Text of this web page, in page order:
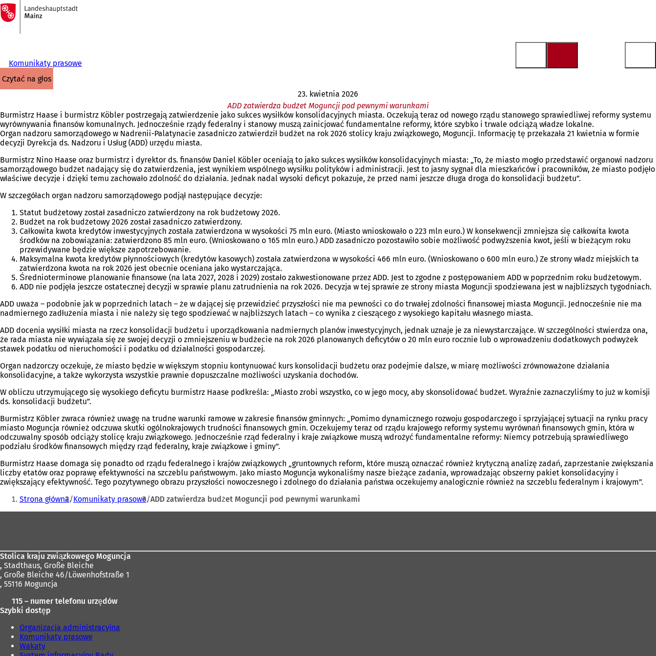
Przejdź do treści
Do
strony
głównej
Komunikaty prasowe
czytać na głos
23. kwietnia 2026
ADD zatwierdza budżet Moguncji pod pewnymi warunkami
Burmistrz Haase i burmistrz Köbler postrzegają zatwierdzenie jako sukces wysiłków konsolidacyjnych miasta. Oczekują teraz od nowego rządu stanowego sprawiedliwej reformy systemu
wyrównywania finansów komunalnych. Jednocześnie rządy federalny i stanowy muszą zainicjować fundamentalne reformy, które szybko i trwale odciążą władze lokalne.
Organ nadzoru samorządowego w Nadrenii-Palatynacie zasadniczo zatwierdził budżet na rok 2026 stolicy kraju związkowego, Moguncji. Informację tę przekazała 21 kwietnia w formie
decyzji Dyrekcja ds. Nadzoru i Usług (ADD) urzędu miasta.
Burmistrz Nino Haase oraz burmistrz i dyrektor ds. finansów Daniel Köbler oceniają to jako sukces wysiłków konsolidacyjnych miasta: „To, że miasto mogło przedstawić organowi nadzoru
samorządowego budżet nadający się do zatwierdzenia, jest wynikiem wspólnego wysiłku polityków i administracji. Jest to jasny sygnał dla mieszkańców i pracowników, że miasto podjęło
właściwe decyzje i dzięki temu zachowało zdolność do działania. Jednak nadal wysoki deficyt pokazuje, że przed nami jeszcze długa droga do konsolidacji budżetu”.
W szczegółach organ nadzoru samorządowego podjął następujące decyzje:
Statut budżetowy został zasadniczo zatwierdzony na rok budżetowy 2026.
Budżet na rok budżetowy 2026 został zasadniczo zatwierdzony.
Całkowita kwota kredytów inwestycyjnych została zatwierdzona w wysokości 75 mln euro. (Miasto wnioskowało o 223 mln euro.) W konsekwencji zmniejsza się całkowita kwota
środków na zobowiązania: zatwierdzono 85 mln euro. (Wnioskowano o 165 mln euro.) ADD zasadniczo pozostawiło sobie możliwość podwyższenia kwot, jeśli w bieżącym roku
przewidywane będzie większe zapotrzebowanie.
Maksymalna kwota kredytów płynnościowych (kredytów kasowych) została zatwierdzona w wysokości 466 mln euro. (Wnioskowano o 600 mln euro.) Ze strony władz miejskich ta
zatwierdzona kwota na rok 2026 jest obecnie oceniana jako wystarczająca.
Średnioterminowe planowanie finansowe (na lata 2027, 2028 i 2029) zostało zakwestionowane przez ADD. Jest to zgodne z postępowaniem ADD w poprzednim roku budżetowym.
ADD nie podjęła jeszcze ostatecznej decyzji w sprawie planu zatrudnienia na rok 2026. Decyzja w tej sprawie ze strony miasta Moguncji spodziewana jest w najbliższych tygodniach.
ADD uważa – podobnie jak w poprzednich latach – że w dającej się przewidzieć przyszłości nie ma pewności co do trwałej zdolności finansowej miasta Moguncji. Jednocześnie nie ma
nadmiernego zadłużenia miasta i nie należy się tego spodziewać w najbliższych latach – co wynika z cieszącego z wysokiego kapitału własnego miasta.
ADD docenia wysiłki miasta na rzecz konsolidacji budżetu i uporządkowania nadmiernych planów inwestycyjnych, jednak uznaje je za niewystarczające. W szczególności stwierdza ona,
że rada miasta nie wywiązała się ze swojej decyzji o zmniejszeniu w budżecie na rok 2026 planowanych deficytów o 20 mln euro rocznie lub o wprowadzeniu dodatkowych podwyżek
stawek podatku od nieruchomości i podatku od działalności gospodarczej.
Organ nadzorczy oczekuje, że miasto będzie w większym stopniu kontynuować kurs konsolidacji budżetu oraz podejmie dalsze, w miarę możliwości zrównoważone działania
konsolidacyjne, a także wykorzysta wszystkie prawnie dopuszczalne możliwości uzyskania dochodów.
W obliczu utrzymującego się wysokiego deficytu burmistrz Haase podkreśla: „Miasto zrobi wszystko, co w jego mocy, aby skonsolidować budżet. Wyraźnie zaznaczyliśmy to już w komisji
ds. konsolidacji budżetu”.
Burmistrz Köbler zwraca również uwagę na trudne warunki ramowe w zakresie finansów gminnych: „Pomimo dynamicznego rozwoju gospodarczego i sprzyjającej sytuacji na rynku pracy
miasto Moguncja również odczuwa skutki ogólnokrajowych trudności finansowych gmin. Oczekujemy teraz od rządu krajowego reformy systemu wyrównań finansowych gmin, która w
odczuwalny sposób odciąży stolicę kraju związkowego. Jednocześnie rząd federalny i kraje związkowe muszą wdrożyć fundamentalne reformy: Niemcy potrzebują sprawiedliwego
podziału środków finansowych między rząd federalny, kraje związkowe i gminy”.
Burmistrz Haase domaga się ponadto od rządu federalnego i krajów związkowych „gruntownych reform, które muszą oznaczać również krytyczną analizę zadań, zaprzestanie zwiększania
liczby etatów oraz poprawę efektywności na szczeblu państwowym. Jako miasto Moguncja wykonaliśmy nasze bieżące zadania, wprowadzając obszerny pakiet konsolidacyjny i
zwiększający efektywność. Tego pozytywnego obrazu przyszłości nowoczesnego i zdolnego do działania państwa oczekujemy analogicznie również na szczeblu federalnym i krajowym”.
Jesteś
tutaj:
Strona główna Komunikaty prasowe ADD zatwierdza budżet Moguncji pod pewnymi warunkami
Stolica kraju związkowego Moguncja
, Stadthaus, Große Bleiche
, Große Bleiche 46/Löwenhofstraße 1
, 55116 Moguncja
115 – numer telefonu urzędów
Szybki dostęp
Organizacja administracyjna
Komunikaty prasowe
Wakaty